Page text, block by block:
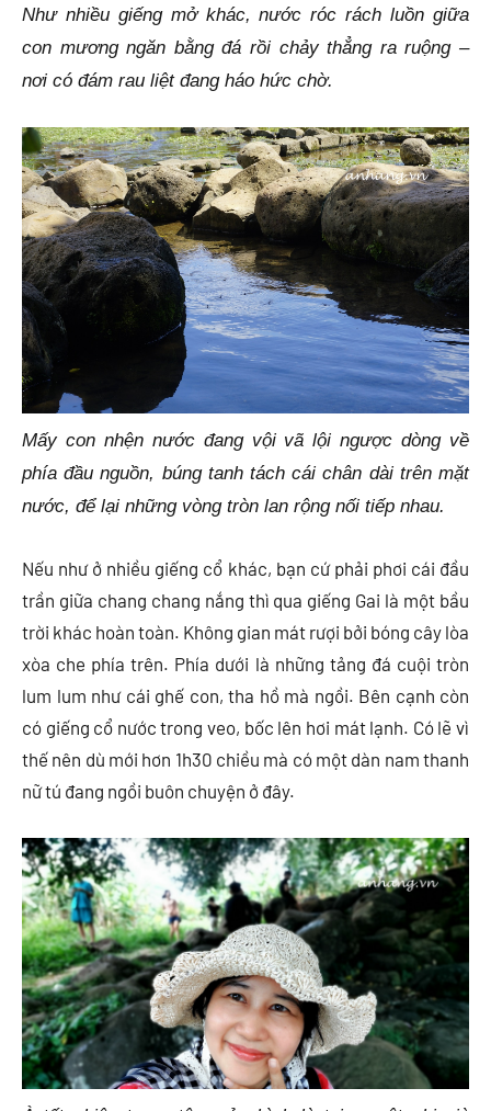
Như nhiều giếng mở khác, nước róc rách luồn giữa
con mương ngăn bằng đá rồi chảy thẳng ra ruộng –
nơi có đám rau liệt đang háo hức chờ.
Mấy con nhện nước đang vội vã lội ngược dòng về
phía đầu nguồn, búng tanh tách cái chân dài trên mặt
nước, để lại những vòng tròn lan rộng nối tiếp nhau.
Nếu như ở nhiều giếng cổ khác, bạn cứ phải phơi cái đầu
trần giữa chang chang nắng thì qua giếng Gai là một bầu
trời khác hoàn toàn. Không gian mát rượi bởi bóng cây lòa
xòa che phía trên. Phía dưới là những tảng đá cuội tròn
lum lum như cái ghế con, tha hồ mà ngồi. Bên cạnh còn
có giếng cổ nước trong veo, bốc lên hơi mát lạnh. Có lẽ vì
thế nên dù mới hơn 1h30 chiều mà có một dàn nam thanh
nữ tú đang ngồi buôn chuyện ở đây.